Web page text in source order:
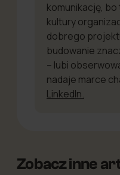
komunikację,
kultury
dobrego
budowanie
– lubi
nadaje marce
LinkedIn.
Zobacz inne